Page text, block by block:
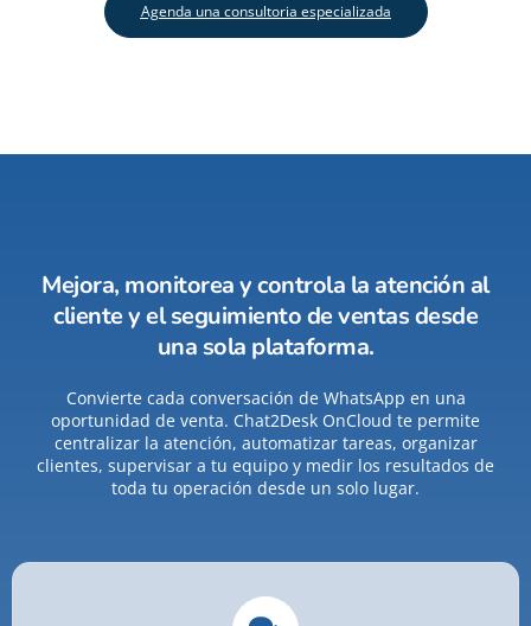
Agenda una consultoria especializada
Mejora, monitorea y controla la atención al
cliente y el seguimiento de ventas desde
una sola plataforma.
Convierte cada conversación de WhatsApp en una
oportunidad de venta. Chat2Desk OnCloud te permite
centralizar la atención, automatizar tareas, organizar
clientes, supervisar a tu equipo y medir los resultados de
toda tu operación desde un solo lugar.